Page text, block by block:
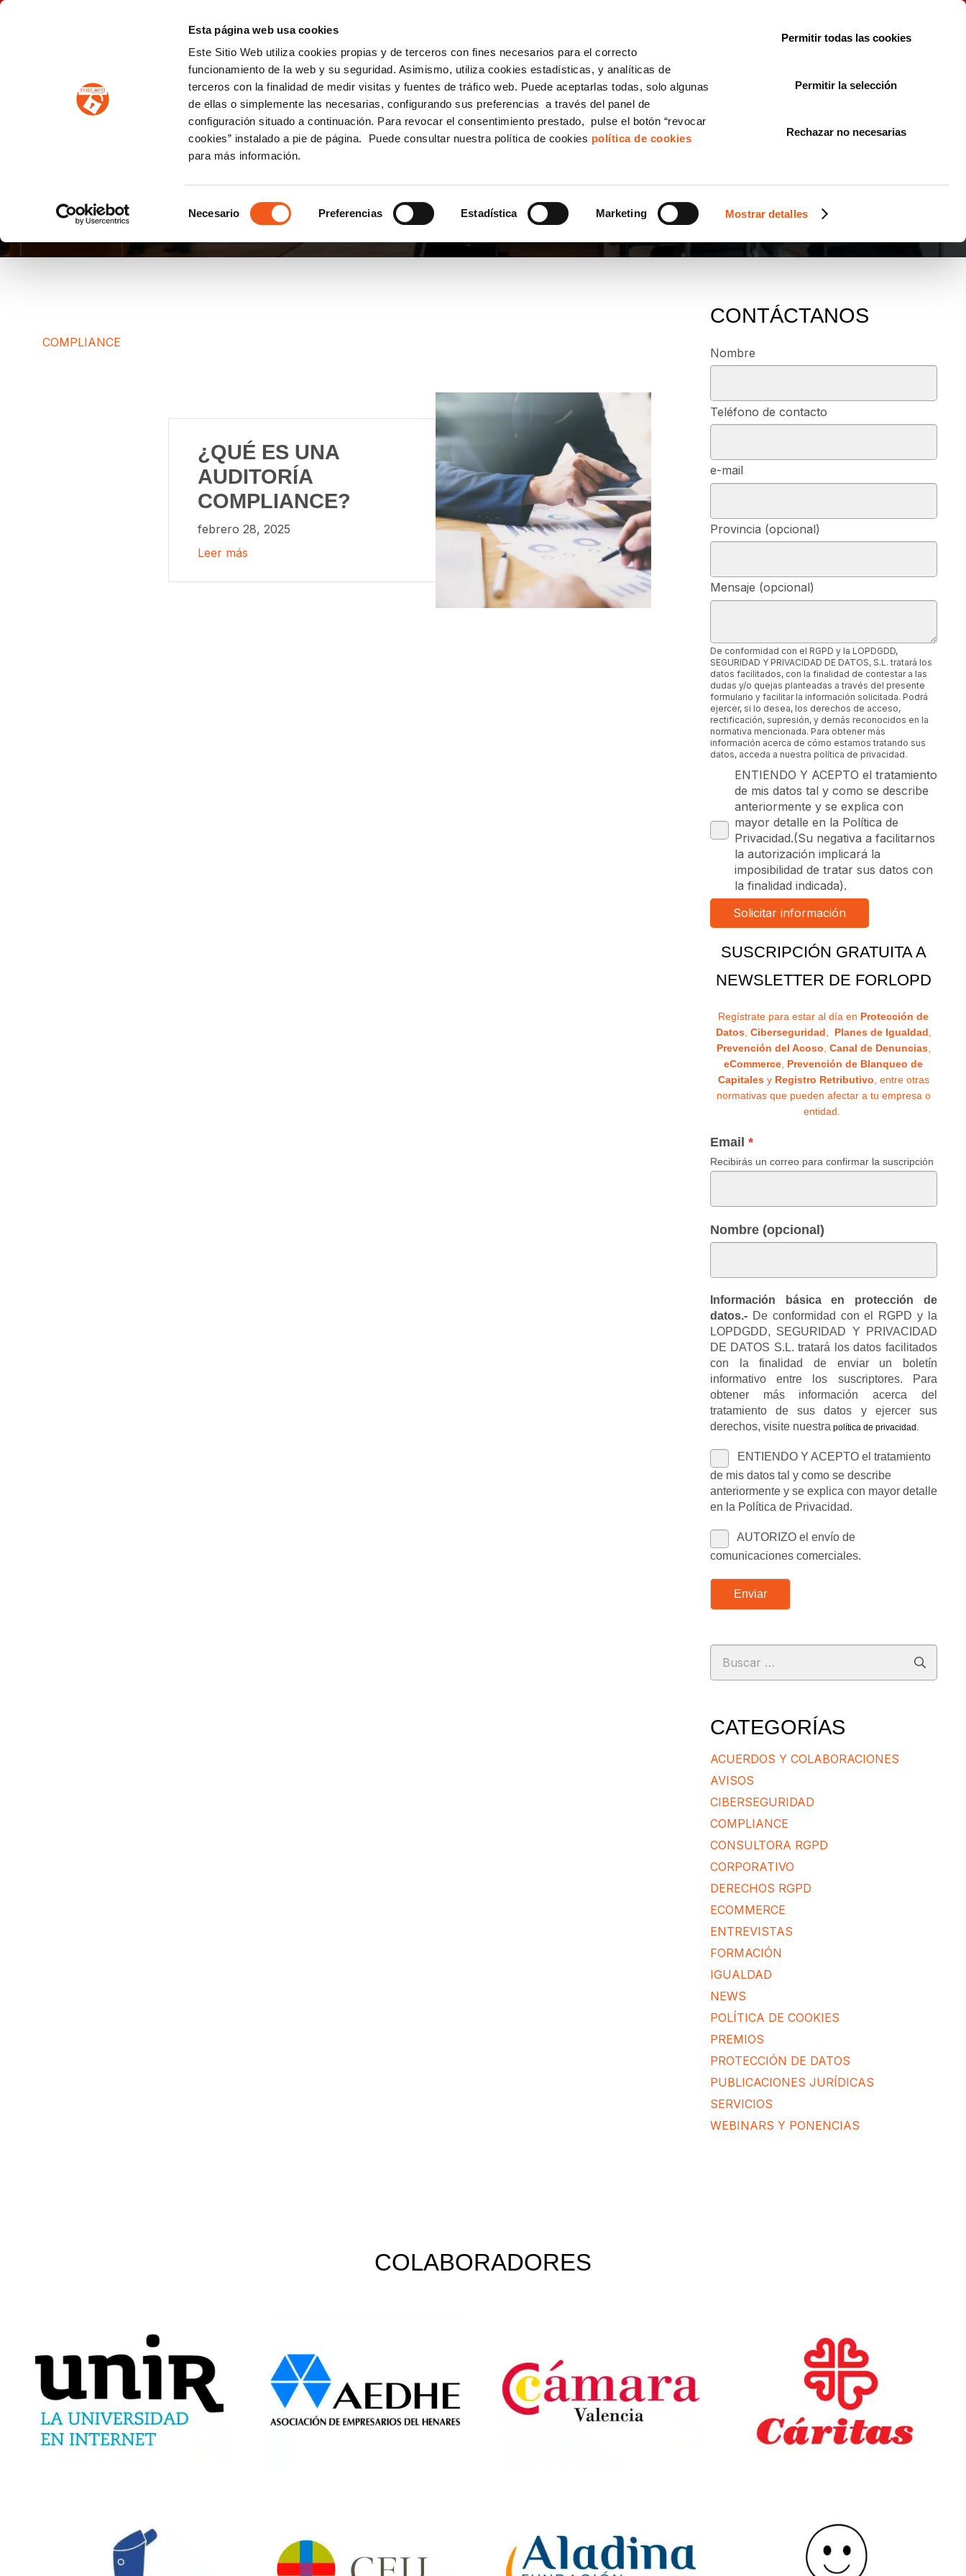
Esta página web usa cookies
Este Sitio Web utiliza cookies propias y de terceros con fines necesarios para el correcto
funcionamiento de la web y su seguridad. Asimismo, utiliza cookies estadísticas, y analíticas de
terceros con la finalidad de medir visitas y fuentes de tráfico web. Puede aceptarlas todas, solo algunas
de ellas o simplemente las necesarias, configurando sus preferencias a través del panel de
configuración situado a continuación. Para revocar el consentimiento prestado, pulse el botón “revocar
cookies” instalado a pie de página. Puede consultar nuestra política de cookies política de cookies
para más información.
de
Necesario Preferencias Estadística Marketing Mostrar detalles
Permitir todas las cookies
Permitir la selección
Rechazar no necesarias
PROTECCION DE DATOS IGUALDAD CONSULTORÍA ECOMMERCE LSSI CANAL DENUNCIAS
COMPLIANCE
¿QUÉ ES UNA
AUDITORÍA
COMPLIANCE?
febrero 28, 2025
Leer más
CONTÁCTANOS
Nombre
Teléfono de contacto
e-mail
Provincia (opcional)
Mensaje (opcional)
De conformidad con el RGPD y la LOPDGDD,
SEGURIDAD Y PRIVACIDAD DE DATOS, S.L. tratará los
datos facilitados, con la finalidad de contestar a las
dudas y/o quejas planteadas a través del presente
formulario y facilitar la información solicitada. Podrá
ejercer, si lo desea, los derechos de acceso,
rectificación, supresión, y demás reconocidos en la
normativa mencionada. Para obtener más
información acerca de cómo estamos tratando sus
datos, acceda a nuestra política de privacidad.
ENTIENDO Y ACEPTO el tratamiento
de mis datos tal y como se describe
anteriormente y se explica con
mayor detalle en la Política de
Privacidad.(Su negativa a facilitarnos
la autorización implicará la
imposibilidad de tratar sus datos con
la finalidad indicada).
SUSCRIPCIÓN GRATUITA A
NEWSLETTER DE FORLOPD
Regístrate para estar al día en Protección de
Datos, Ciberseguridad, Planes de Igualdad,
Prevención del Acoso, Canal de Denuncias,
eCommerce, Prevención de Blanqueo de
Capitalesy Registro Retributivo, entre otras
normativas que pueden afectar a tu empresa o
entidad.
Email
Recibirás un correo para confirmar la suscripción
Nombre (opcional)
Información básica en protección de
datos.-De conformidad con el RGPD y la
LOPDGDD, SEGURIDAD Y PRIVACIDAD
DE DATOS S.L. tratará los datos facilitados
con la finalidad de enviar un boletín
informativo entre los suscriptores. Para
obtener más información acerca del
tratamiento de sus datos y ejercer sus
derechos, visite nuestra política de privacidad .
ENTIENDO Y ACEPTO el tratamiento
de mis datos tal y como se describe
anteriormente y se explica con mayor detalle
en la Política de Privacidad.
AUTORIZO el envío de
comunicaciones comerciales.
Enviar
Buscar:
CATEGORÍAS
ACUERDOS Y COLABORACIONES
AVISOS
CIBERSEGURIDAD
COMPLIANCE
CONSULTORA RGPD
CORPORATIVO
DERECHOS RGPD
ECOMMERCE
ENTREVISTAS
FORMACIÓN
IGUALDAD
NEWS
POLÍTICA DE COOKIES
PREMIOS
PROTECCIÓN DE DATOS
PUBLICACIONES JURÍDICAS
SERVICIOS
WEBINARS Y PONENCIAS
COLABORADORES